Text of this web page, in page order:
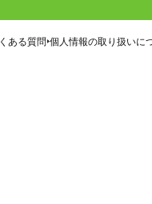
ある質問 個人情報の取り扱いに